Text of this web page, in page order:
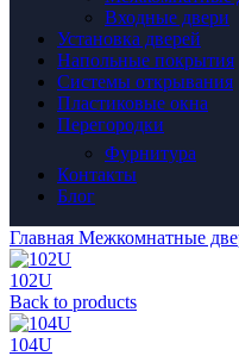
Входные двери
Установка дверей
Напольные покрытия
Системы открывания
Пластиковые окна
Перегородки
Фурнитура
Контакты
Блог
Главная Межкомнатные
102U
Back to products
104U